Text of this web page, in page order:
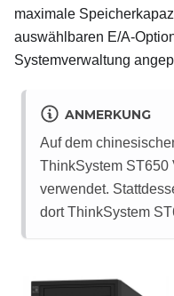
maximale
auswählbaren E/A-
Systemverwaltung
ANMERKUNG
Auf dem
ThinkSystem ST650
verwendet.
dort ThinkSystem